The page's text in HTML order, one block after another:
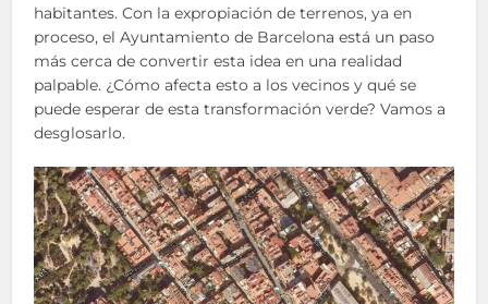
habitantes. Con la expropiación de terrenos, ya en
proceso, el Ayuntamiento de Barcelona está un paso
más cerca de convertir esta idea en una realidad
palpable. ¿Cómo afecta esto a los vecinos y qué se
puede esperar de esta transformación verde? Vamos a
desglosarlo.